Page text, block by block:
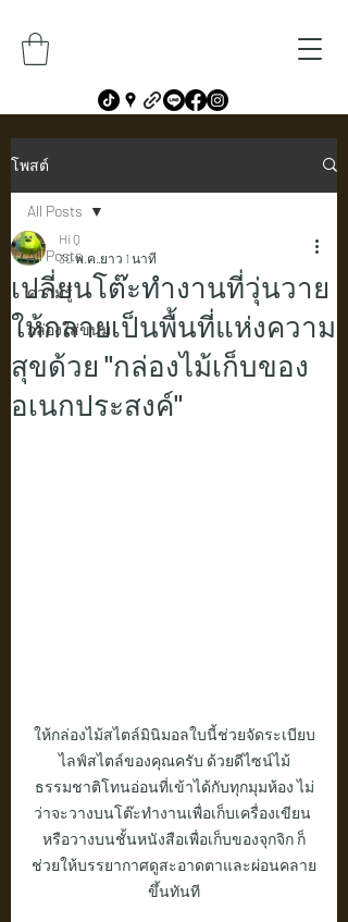
โพสต์
All Posts
ความรู้
กล่องใส่ขนม
All Posts
เปลี่ยนโต๊ะทำงานที่วุ่นวาย
ให้กลายเป็นพื้นที่แห่งความ
สุขด้วย "กล่องไม้เก็บของ
อเนกประสงค์"
Hi Q
30 พ.ค. ยาว 1 นาที
ให้กล่องไม้สไตล์มินิมอลใบนี้ช่วยจัดระเบียบ
ไลฟ์สไตล์ของคุณครับ ด้วยดีไซน์ไม้
ธรรมชาติโทนอ่อนที่เข้าได้กับทุกมุมห้อง ไม่
ว่าจะวางบนโต๊ะทำงานเพื่อเก็บเครื่องเขียน
หรือวางบนชั้นหนังสือเพื่อเก็บของจุกจิก ก็
ช่วยให้บรรยากาศดูสะอาดตาและผ่อนคลาย
ขึ้นทันที